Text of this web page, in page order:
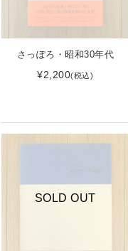
さっぽろ・昭和30年代
¥2,200(税込)
SOLD OUT